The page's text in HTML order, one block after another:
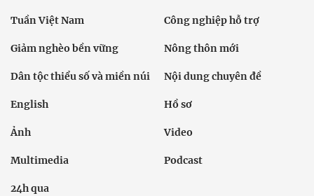
Tuần Việt Nam Công nghiệp hỗ trợ
Giảm nghèo bền vững Nông thôn mới
Dân tộc thiểu số và miền núi Nội dung chuyên đề
English Hồ sơ
Ảnh Video
Multimedia Podcast
24h qua